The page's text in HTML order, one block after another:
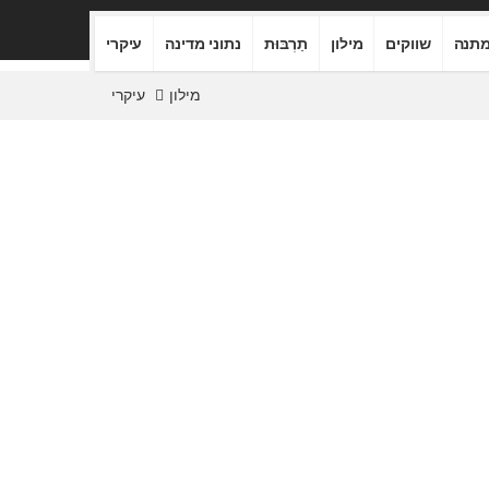
עיקרי נתוני מדינה תַרְבּוּת מילון שווקים
עיקרי מילון